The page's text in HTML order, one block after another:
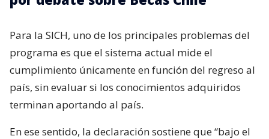
Para la SICH, uno de los principales problemas del
programa es que el sistema actual mide el
cumplimiento únicamente en función del regreso al
país, sin evaluar si los conocimientos adquiridos
terminan aportando al país.
En ese sentido, la declaración sostiene que “bajo el